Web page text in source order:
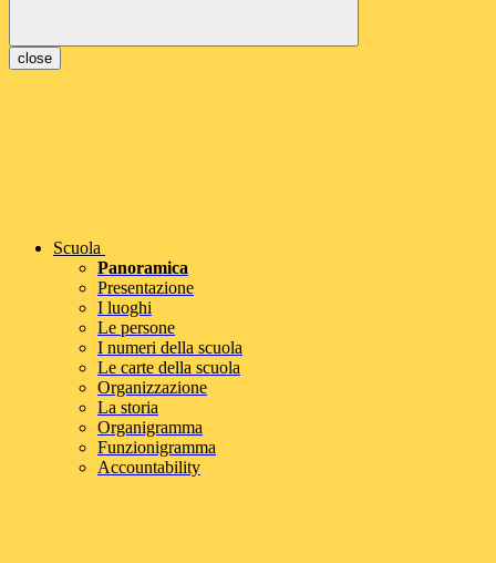
close
Scuola
Panoramica
Presentazione
I luoghi
Le persone
I numeri della scuola
Le carte della scuola
Organizzazione
La storia
Organigramma
Funzionigramma
Accountability